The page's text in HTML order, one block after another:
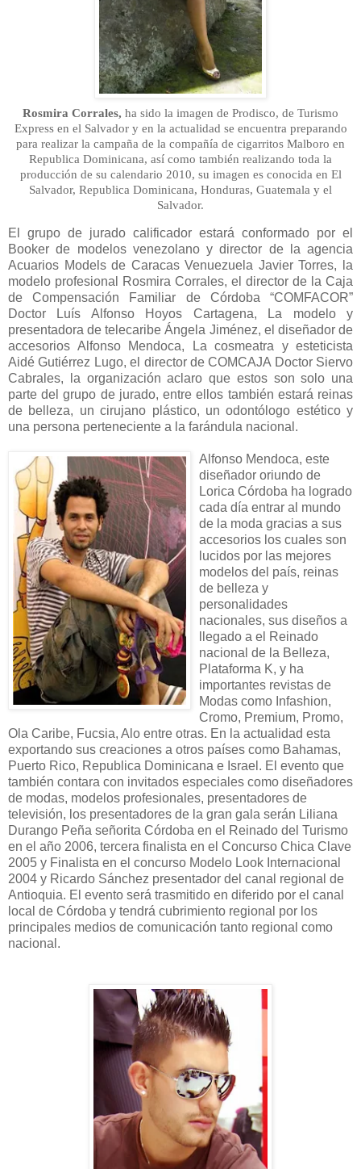
Rosmira Corrales, ha sido la imagen de Prodisco, de Turismo
Express en el Salvador y en la actualidad se encuentra preparando
para realizar la campaña de la compañía de cigarritos Malboro en
Republica Dominicana, así como también realizando toda la
producción de su calendario 2010, su imagen es conocida en El
Salvador, Republica Dominicana, Honduras, Guatemala y el
Salvador.
El grupo de jurado calificador estará conformado por el
Booker de modelos venezolano y director de la agencia
Acuarios Models de Caracas Venuezuela Javier Torres, la
modelo profesional Rosmira Corrales, el director de la Caja
de Compensación Familiar de Córdoba “COMFACOR”
Doctor Luís Alfonso Hoyos Cartagena, La modelo y
presentadora de telecaribe Ángela Jiménez, el diseñador de
accesorios Alfonso Mendoca, La cosmeatra y esteticista
Aidé Gutiérrez Lugo, el director de COMCAJA Doctor Siervo
Cabrales, la organización aclaro que estos son solo una
parte del grupo de jurado, entre ellos también estará reinas
de belleza, un cirujano plástico, un odontólogo estético y
una persona perteneciente a la farándula nacional.
Alfonso Mendoca, este
diseñador oriundo de
Lorica Córdoba ha logrado
cada día entrar al mundo
de la moda gracias a sus
accesorios los cuales son
lucidos por las mejores
modelos del país, reinas
de belleza y
personalidades
nacionales, sus diseños a
llegado a el Reinado
nacional de la Belleza,
Plataforma K, y ha
importantes revistas de
Modas como Infashion,
Cromo, Premium, Promo,
Ola Caribe, Fucsia, Alo entre otras. En la actualidad esta
exportando sus creaciones a otros países como Bahamas,
Puerto Rico, Republica Dominicana e Israel. El evento que
también contara con invitados especiales como diseñadores
de modas, modelos profesionales, presentadores de
televisión, los presentadores de la gran gala serán Liliana
Durango Peña señorita Córdoba en el Reinado del Turismo
en el año 2006, tercera finalista en el Concurso Chica Clave
2005 y Finalista en el concurso Modelo Look Internacional
2004 y Ricardo Sánchez presentador del canal regional de
Antioquia. El evento será trasmitido en diferido por el canal
local de Córdoba y tendrá cubrimiento regional por los
principales medios de comunicación tanto regional como
nacional.